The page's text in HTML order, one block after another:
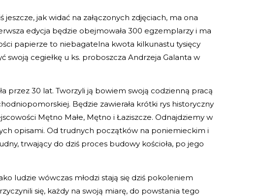
jak widać na załączonych zdjęciach, ma ona
edycja będzie obejmowała 300 egzemplarzy i ma
papierze to niebagatelna kwota kilkunastu tysięcy
swoją cegiełkę u ks. proboszcza Andrzeja Galanta w
przez 30 lat. Tworzyli ją bowiem swoją codzienną pracą
Będzie zawierała krótki rys historyczny
Mętno Małe, Mętno i Łaziszcze. Odnajdziemy w
opisami. Od trudnych początków na poniemieckim i
trwający do dziś proces budowy kościoła, po jego
ludzie wówczas młodzi stają się dziś pokoleniem
się, każdy na swoją miarę, do powstania tego